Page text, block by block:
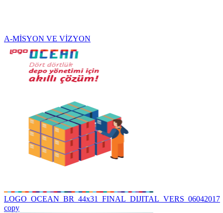
A-MİSYON VE VİZYON
LOGO_OCEAN_BR_44x31_FINAL_DIJITAL_VERS_06042017
copy